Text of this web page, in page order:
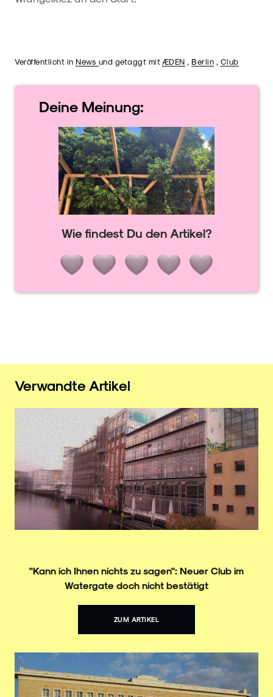
Veröffentlicht in News und getaggt mit ÆDEN Berlin Club
Deine Meinung:
Wie findest Du den Artikel?
Verwandte Artikel
"Kann ich Ihnen nichts zu sagen": Neuer Club im
Watergate doch nicht bestätigt
ZUM ARTIKEL